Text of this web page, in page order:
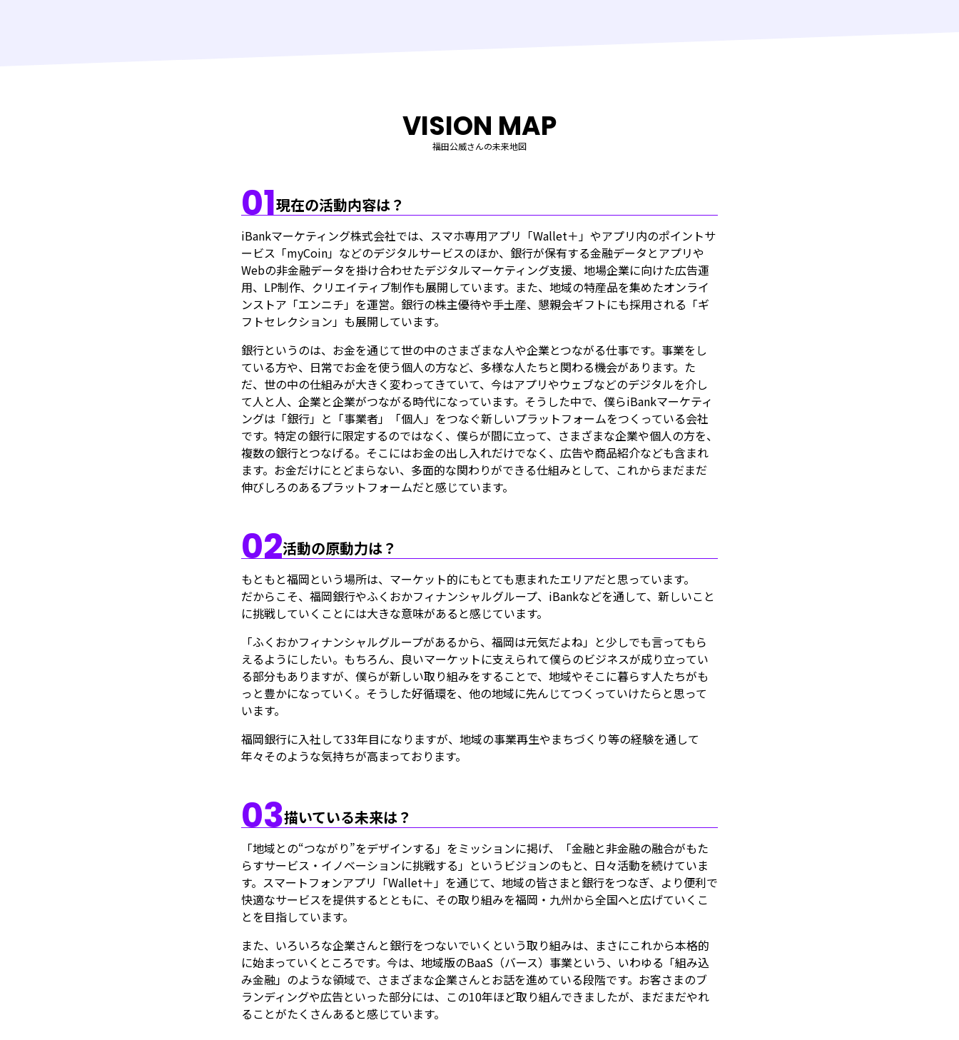
VISION MAP
福田公威さんの未来地図
01現在の活動内容は？
iBankマーケティング株式会社では、スマホ専用アプリ「Wallet＋」やアプリ内のポイントサ
ービス「myCoin」などのデジタルサービスのほか、銀行が保有する金融データとアプリや
Webの非金融データを掛け合わせたデジタルマーケティング支援、地場企業に向けた広告運
用、LP制作、クリエイティブ制作も展開しています。また、地域の特産品を集めたオンライ
ンストア「エンニチ」を運営。銀行の株主優待や手土産、懇親会ギフトにも採用される「ギ
フトセレクション」も展開しています。
銀行というのは、お金を通じて世の中のさまざまな人や企業とつながる仕事です。事業をし
ている方や、日常でお金を使う個人の方など、多様な人たちと関わる機会があります。た
だ、世の中の仕組みが大きく変わってきていて、今はアプリやウェブなどのデジタルを介し
て人と人、企業と企業がつながる時代になっています。そうした中で、僕らiBankマーケティ
ングは「銀行」と「事業者」「個人」をつなぐ新しいプラットフォームをつくっている会社
です。特定の銀行に限定するのではなく、僕らが間に立って、さまざまな企業や個人の方を、
複数の銀行とつなげる。そこにはお金の出し入れだけでなく、広告や商品紹介なども含まれ
ます。お金だけにとどまらない、多面的な関わりができる仕組みとして、これからまだまだ
伸びしろのあるプラットフォームだと感じています。
02活動の原動力は？
もともと福岡という場所は、マーケット的にもとても恵まれたエリアだと思っています。
だからこそ、福岡銀行やふくおかフィナンシャルグループ、iBankなどを通して、新しいこと
に挑戦していくことには大きな意味があると感じています。
「ふくおかフィナンシャルグループがあるから、福岡は元気だよね」と少しでも言ってもら
えるようにしたい。もちろん、良いマーケットに支えられて僕らのビジネスが成り立ってい
る部分もありますが、僕らが新しい取り組みをすることで、地域やそこに暮らす人たちがも
っと豊かになっていく。そうした好循環を、他の地域に先んじてつくっていけたらと思って
います。
福岡銀行に入社して33年目になりますが、地域の事業再生やまちづくり等の経験を通して
年々そのような気持ちが高まっております。
03描いている未来は？
「地域との“つながり”をデザインする」をミッションに掲げ、「金融と非金融の融合がもた
らすサービス・イノベーションに挑戦する」というビジョンのもと、日々活動を続けていま
す。スマートフォンアプリ「Wallet＋」を通じて、地域の皆さまと銀行をつなぎ、より便利で
快適なサービスを提供するとともに、その取り組みを福岡・九州から全国へと広げていくこ
とを目指しています。
また、いろいろな企業さんと銀行をつないでいくという取り組みは、まさにこれから本格的
に始まっていくところです。今は、地域版のBaaS（バース）事業という、いわゆる「組み込
み金融」のような領域で、さまざまな企業さんとお話を進めている段階です。お客さまのブ
ランディングや広告といった部分には、この10年ほど取り組んできましたが、まだまだやれ
ることがたくさんあると感じています。